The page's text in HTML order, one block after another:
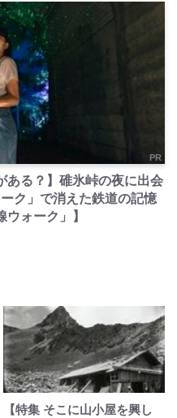
PR
ある？】碓氷峠の夜に出会
ク」で消えた鉄道の記憶
ォーク」】
【特集 そこに山小屋を興し